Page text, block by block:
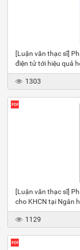
[Luận văn thạc sĩ]
điện tử tới hiệu quả
1303
[Luận văn thạc sĩ]
cho KHCN tại Ngân
1129